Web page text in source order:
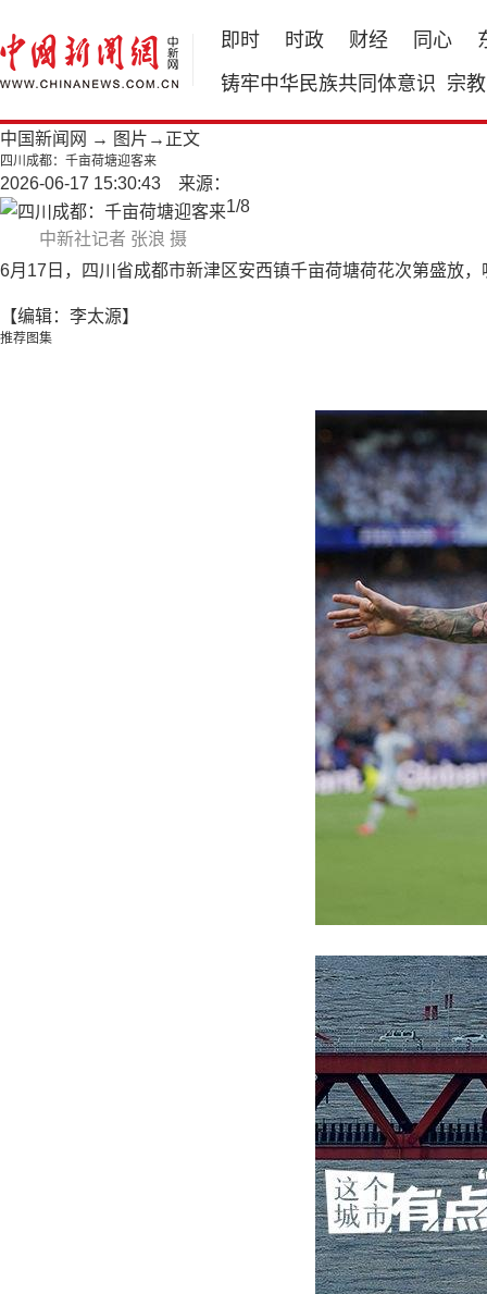
即时 时政 财经 同心
铸牢中华民族共同体意识 宗教
中国新闻网 → 图片 →正文
四川成都：千亩荷塘迎客来
2026-06-17 15:30:43 来源：
中新社记者 张浪 摄
1/8
6月17日，四川省成都市新津区安西镇千亩荷塘荷花次第盛放
【编辑：李太源】
推荐图集